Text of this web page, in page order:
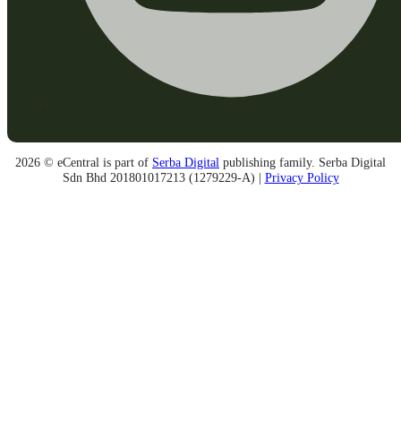
2026 © eCentral is part of Serba Digital publishing family. Serba Digital
Sdn Bhd 201801017213 (1279229-A) | Privacy Policy